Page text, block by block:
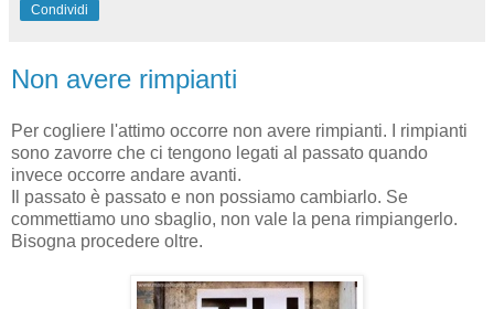
Condividi
Non avere rimpianti
Per cogliere l'attimo occorre non avere rimpianti. I rimpianti
sono zavorre che ci tengono legati al passato quando
invece occorre andare avanti.
Il passato è passato e non possiamo cambiarlo. Se
commettiamo uno sbaglio, non vale la pena rimpiangerlo.
Bisogna procedere oltre.